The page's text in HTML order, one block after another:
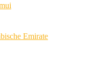
Emirate